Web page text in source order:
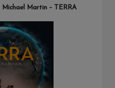
Martin – TERRA